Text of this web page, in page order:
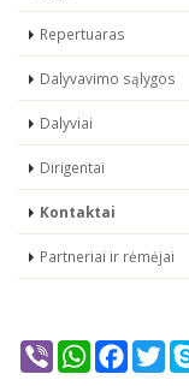
Repertuaras
Dalyvavimo sąlygos
Dalyviai
Dirigentai
Kontaktai
Partneriai ir rėmėjai
Viber WhatsApp